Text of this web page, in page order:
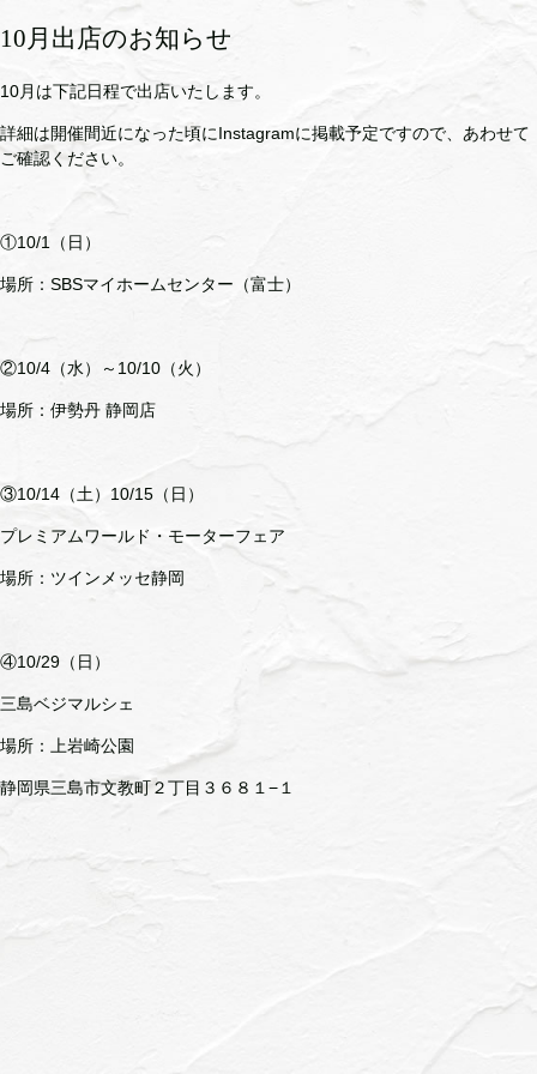
10月出店のお知らせ
10月は下記日程で出店いたします。
詳細は開催間近になった頃にInstagramに掲載予定ですので、あわせて
ご確認ください。
①10/1（日）
場所：SBSマイホームセンター（富士）
②10/4（水）～10/10（火）
場所：伊勢丹 静岡店
③10/14（土）10/15（日）
プレミアムワールド・モーターフェア
場所：ツインメッセ静岡
④10/29（日）
三島ベジマルシェ
場所：上岩崎公園
静岡県三島市文教町２丁目３６８１−１